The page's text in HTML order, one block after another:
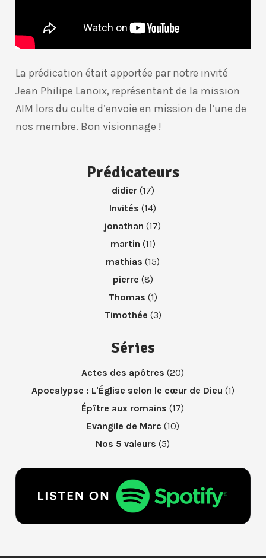
La prédication était apportée par notre invité
Jean Philipe Lanoix, représentant de la mission
AIM lors du culte d’envoie en mission de l’une de
nos membre. Bon visionnage !
Prédicateurs
didier(17)
Invités (14)
jonathan (17)
martin (11)
mathias (15)
pierre (8)
Thomas (1)
Timothée (3)
Séries
Actes des apôtres (20)
Apocalypse : L'Église selon le cœur de Dieu (1)
Épître aux romains (17)
Evangile de Marc (10)
Nos 5 valeurs (5)